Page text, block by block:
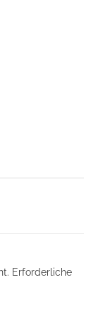
Erforderliche